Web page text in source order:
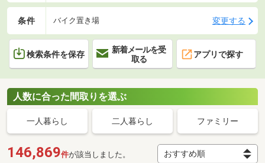
条件 バイク置き場 変更する
検索条件を保存
新着メールを受
取る
アプリで探す
人数に合った間取りを選ぶ
一人暮らし 二人暮らし ファミリー
146,869件が該当しました。